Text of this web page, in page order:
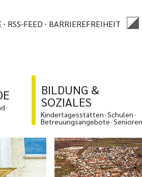
RSS-FEED BARRIEREFREIHEIT
BILDUNG &
SOZIALES
Kindertagesstätten Schulen
Betreuungsangebote Senioren